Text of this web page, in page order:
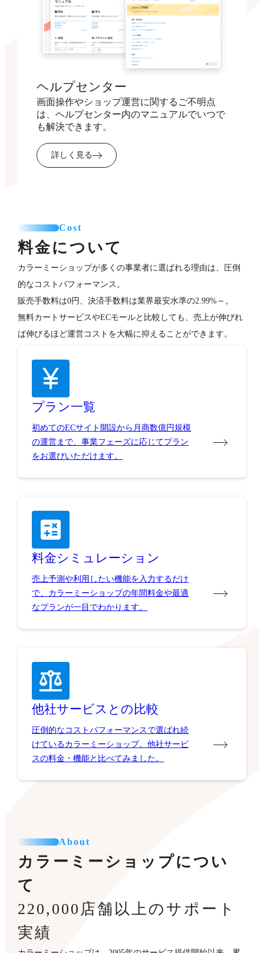
ヘルプセンター
画面操作やショップ運営に関するご不明点
は、ヘルプセンター内のマニュアルでいつで
も解決できます。
詳しく見る
Cost
料金について
カラーミーショップが多くの事業者に選ばれる理由は、圧倒
的なコストパフォーマンス。
販売手数料は0円、決済手数料は業界最安水準の2.99%～。
無料カートサービスやECモールと比較しても、売上が伸びれ
ば伸びるほど運営コストを大幅に抑えることができます。
プラン一覧
初めてのECサイト開設から月商数億円規模
の運営まで、事業フェーズに応じてプラン
をお選びいただけます。
料金シミュレーション
売上予測や利用したい機能を入力するだけ
で、カラーミーショップの年間料金や最適
なプランが一目でわかります。
他社サービスとの比較
圧倒的なコストパフォーマンスで選ばれ続
けているカラーミーショップ。他社サービ
スの料金・機能と比べてみました。
About
カラーミーショップについ
て
220,000店舗以上のサポート
実績